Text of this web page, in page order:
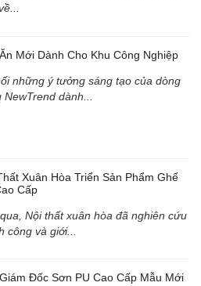
Mới Dành Cho Khu Công Nghiệp
những ý tưởng sáng tạo của dòng
NewTrend dành...
Xuân Hòa Triển Sản Phẩm Ghế
Cấp
Nội thất xuân hòa đã nghiên cứu
công và giới...
Đốc Sơn PU Cao Cấp Mẫu Mới